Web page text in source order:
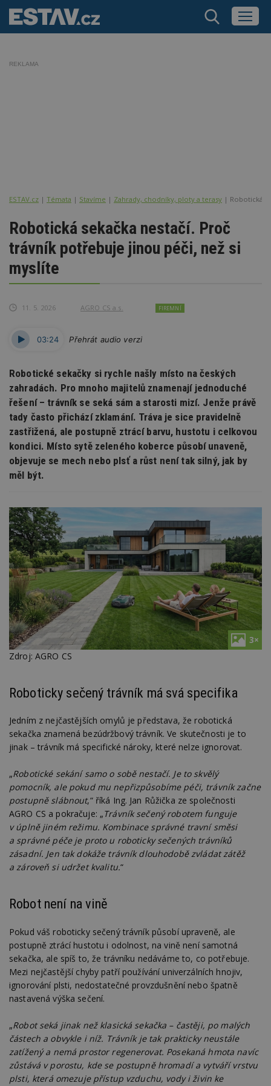
REKLAMA
ESTAV.cz Témata Stavíme Zahrady, chodníky, ploty a terasy Robotická
Robotická sekačka nestačí. Proč
trávník potřebuje jinou péči, než si
myslíte
11. 5. 2026 AGRO CS a.s. FIREMNÍ
03:24 Přehrát audio verzi
Robotické sekačky si rychle našly místo na českých
zahradách. Pro mnoho majitelů znamenají jednoduché
řešení – trávník se seká sám a starosti mizí. Jenže právě
tady často přichází zklamání. Tráva je sice pravidelně
zastřižená, ale postupně ztrácí barvu, hustotu i celkovou
kondici. Místo sytě zeleného koberce působí unaveně,
objevuje se mech nebo plsť a růst není tak silný, jak by
měl být.
3×
Zdroj: AGRO CS
Roboticky sečený trávník má svá specifika
Jedním z nejčastějších omylů je představa, že robotická
sekačka znamená bezúdržbový trávník. Ve skutečnosti je to
jinak – trávník má specifické nároky, které nelze ignorovat.
„Robotické sekání samo o sobě nestačí. Je to skvělý
pomocník, ale pokud mu nepřizpůsobíme péči, trávník začne
postupně slábnout,“ říká Ing. Jan Růžička ze společnosti
AGRO CS a pokračuje: „Trávník sečený robotem funguje
v úplně jiném režimu. Kombinace správné travní směsi
a správné péče je proto u roboticky sečených trávníků
zásadní. Jen tak dokáže trávník dlouhodobě zvládat zátěž
a zároveň si udržet kvalitu.“
Robot není na vině
Pokud váš roboticky sečený trávník působí upraveně, ale
postupně ztrácí hustotu i odolnost, na vině není samotná
sekačka, ale spíš to, že trávníku nedáváme to, co potřebuje.
Mezi nejčastější chyby patří používání univerzálních hnojiv,
ignorování plsti, nedostatečné provzdušnění nebo špatně
nastavená výška sečení.
„Robot seká jinak než klasická sekačka – častěji, po malých
částech a obvykle i níž. Trávník je tak prakticky neustále
zatížený a nemá prostor regenerovat. Posekaná hmota navíc
zůstává v porostu, kde se postupně hromadí a vytváří vrstvu
plsti, která omezuje přístup vzduchu, vody i živin ke